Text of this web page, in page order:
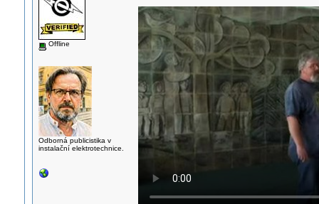
Offline
Odborná publicistika v
instalační elektrotechnice.